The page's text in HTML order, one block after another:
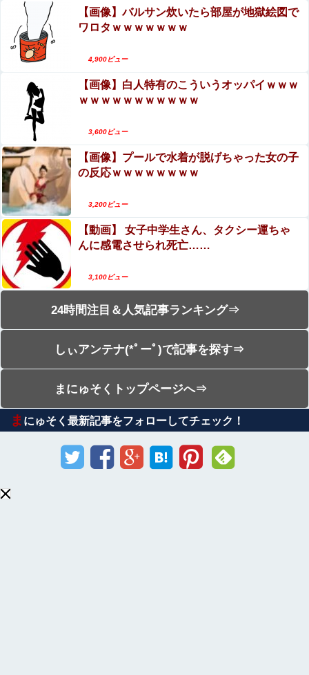
【画像】バルサン炊いたら部屋が地獄絵図で
ワロタｗｗｗｗｗｗｗ
4,900ビュー
【画像】白人特有のこういうオッパイｗｗｗ
ｗｗｗｗｗｗｗｗｗｗｗ
3,600ビュー
【画像】プールで水着が脱げちゃった女の子
の反応ｗｗｗｗｗｗｗｗ
3,200ビュー
【動画】 女子中学生さん、タクシー運ちゃ
んに感電させられ死亡……
3,100ビュー
24時間注目＆人気記事ランキング⇒
しぃアンテナ(*ﾟーﾟ)で記事を探す⇒
まにゅそくトップページへ⇒
ま にゅそく最新記事をフォローしてチェック！